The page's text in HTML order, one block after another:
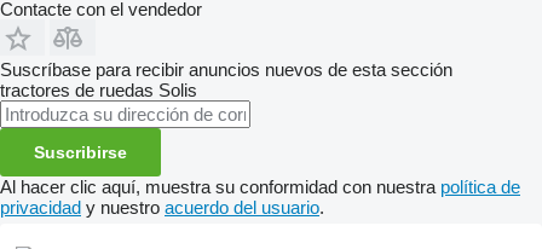
Contacte con el vendedor
Suscríbase para recibir anuncios nuevos de esta sección
tractores de ruedas Solis
Suscribirse
Al hacer clic aquí, muestra su conformidad con nuestra política de
privacidad y nuestro acuerdo del usuario.